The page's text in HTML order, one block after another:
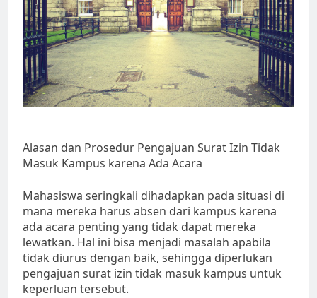
Alasan dan Prosedur Pengajuan Surat Izin Tidak
Masuk Kampus karena Ada Acara
Mahasiswa seringkali dihadapkan pada situasi di
mana mereka harus absen dari kampus karena
ada acara penting yang tidak dapat mereka
lewatkan. Hal ini bisa menjadi masalah apabila
tidak diurus dengan baik, sehingga diperlukan
pengajuan surat izin tidak masuk kampus untuk
keperluan tersebut.